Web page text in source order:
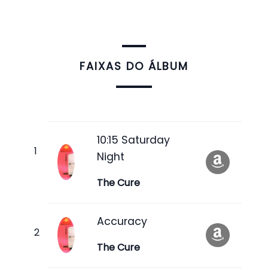
FAIXAS DO ÁLBUM
10:15 Saturday
Night
The Cure
Accuracy
The Cure